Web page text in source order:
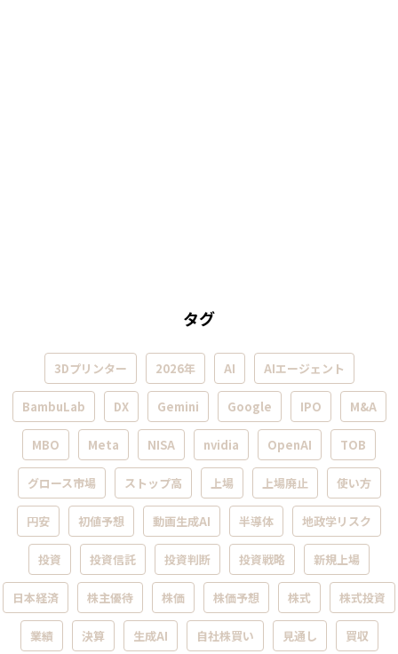
タグ
3Dプリンター 2026年 AI AIエージェント
BambuLab DX Gemini Google IPO M&A
MBO Meta NISA nvidia OpenAI TOB
グロース市場 ストップ高 上場 上場廃止 使い方
円安 初値予想 動画生成AI 半導体 地政学リスク
投資 投資信託 投資判断 投資戦略 新規上場
日本経済 株主優待 株価 株価予想 株式 株式投資
業績 決算 生成AI 自社株買い 見通し 買収